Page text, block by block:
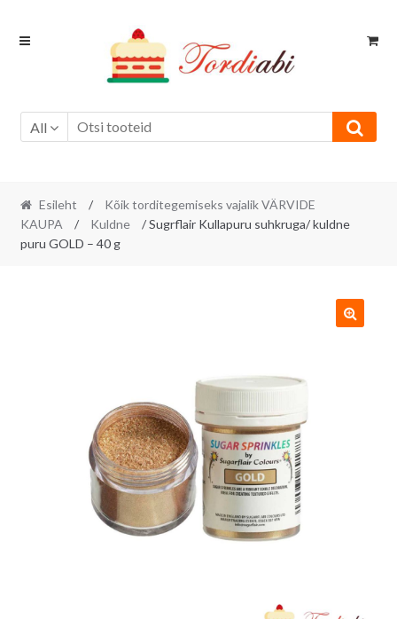
Skip
Skip
All
Esileht /
Kõik torditegemiseks vajalik VÄRVIDE
KAUPA
/ Kuldne
/ Sugrflair Kullapuru suhkruga/ kuldne
puru GOLD – 40 g